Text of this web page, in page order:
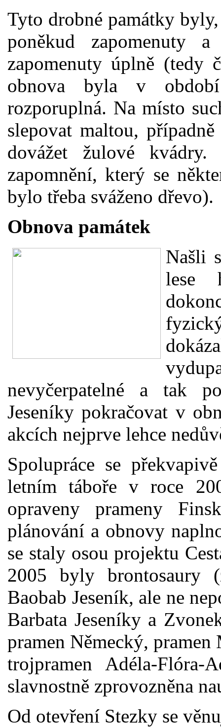
Tyto drobné památky
poněkud zapomenuty
zapomenuty úplně (tedy
obnova byla v
rozporuplná. Na místo
slepovat maltou,
dovážet žulové
zapomnění, který se
bylo třeba sváženo dřevo).
Obnova památek
Našli
lese
nevyčerpatelné a tak
Jeseníky pokračovat v
akcích nejprve lehce
Spolupráce se
letním táboře v roce
opraveny prameny
plánování a obnovy
se staly osou projektu
2005 byly brontosaury
Baobab Jeseník, ale ne
Barbata Jeseníky a
pramen Německý,
trojpramen Adéla-
slavnostně zprovozněna
Od otevření Stezky se